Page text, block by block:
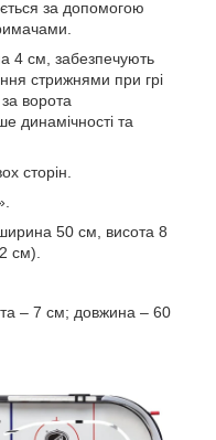
за допомогою
4 см, забезпечують
стрижнями при грі
ворота
динамічності та
сторін.
50 см, висота 8
см).
– 7 см; довжина – 60